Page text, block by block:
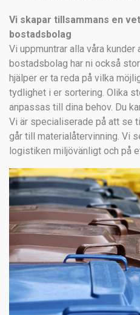
Vi skapar tillsammans en
bostadsbolag
Vi uppmuntrar alla våra
bostadsbolag har ni också
hjälper er ta reda på vilka
tydlighet i er sortering. Olika
anpassas till dina behov. Du
Vi är specialiserade på att se
går till materialåtervinning. Vi
logistiken miljövänligt och på